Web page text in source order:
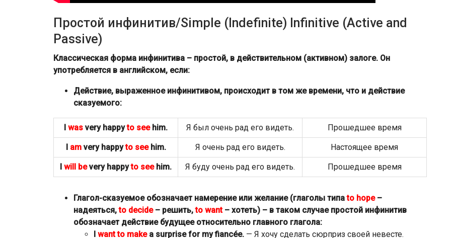
Простой инфинитив/Simple (Indefinite) Infinitive (Active and
Passive)
Классическая форма инфинитива – простой, в действительном (активном) залоге. Он
употребляется в английском, если:
Действие, выраженное инфинитивом, происходит в том же времени, что и действие
сказуемого:
I was very happyto seehim. Я был очень рад его видеть. Прошедшее время
I amvery happyto seehim. Я очень рад его видеть. Настоящее время
I will bevery happyto seehim. Я буду очень рад его видеть. Прошедшее время
Глагол-сказуемое обозначает намерение или желание (глаголы типаto hope–
надеяться,to decide– решить,to want– хотеть) – в таком случае простой инфинитив
обозначает действие будущее относительно главного глагола:
I want to makea surprise for my fiancée. — Я хочу сделать сюрприз своей невесте.